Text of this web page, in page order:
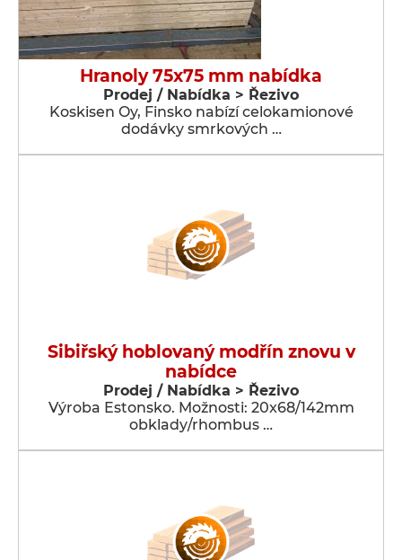
Hranoly 75x75 mm nabídka
Prodej / Nabídka > Řezivo
Koskisen Oy, Finsko nabízí celokamionové
dodávky smrkových …
Sibiřský hoblovaný modřín znovu v
nabídce
Prodej / Nabídka > Řezivo
Výroba Estonsko. Možnosti: 20x68/142mm
obklady/rhombus …